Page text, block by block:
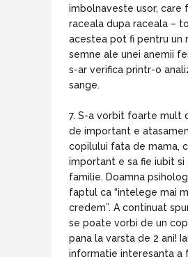
imbolnaveste usor, care
raceala dupa raceala –
acestea pot fi pentru un
semne ale unei anemii
s-ar verifica printr-o
sange.
7. S-a vorbit foarte mult
de important e
copilului fata de mama,
important e sa fie iubit si
familie. Doamna
faptul ca “intelege mai
credem”. A continuat
se poate vorbi de un
pana la varsta de 2 ani!
informatie interesanta a